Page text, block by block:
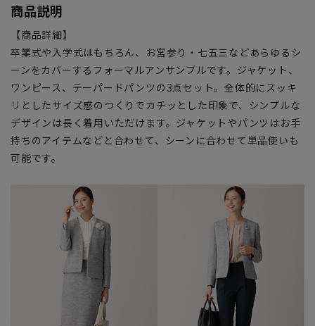
商品説明
【商品詳細】
卒業式や入学式はもちろん、お宮参り・七五三などあらゆるシ
ーンをカバーするフォーマルアンサンブルです。ジャケット、
ワンピース、テーパードパンツの3点セット。全体的にスッキ
リとしたサイズ感のつくりでカチッとした印象で、シンプルな
デザインは長く着用いただけます。ジャケットやパンツはお手
持ちのアイテムなどと合わせて、シーンに合わせて単品使いも
可能です。